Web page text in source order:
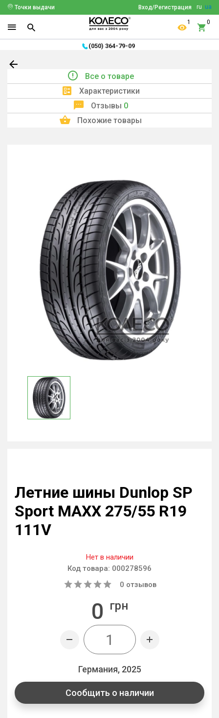
ru ua
Вход/Регистрация
Точки выдачи
1 0
(050) 364-79-09
Все о товаре
Характеристики
Отзывы 0
Похожие товары
Летние шины Dunlop SP
Sport MAXX 275/55 R19
111V
Нет в наличии
Код товара: 000278596
0 отзывов
0 грн
Германия, 2025
Сообщить о наличии